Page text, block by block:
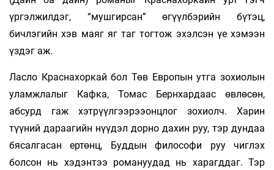
үргэлжилдэг, “мушгирсан” өгүүлбэрийн бүтэц,
бичлэгийн хэв маяг яг таг тогтож эхэлсэн үе хэмээн
үздэг аж.
Ласло Краснахоркай бол Төв Европын утга зохиолын
уламжлалыг Кафка, Томас Бернхардаас өвлөсөн,
абсурд гаж хэтрүүлгээрээонцлог зохиолч. Харин
түүний дараагийн нүүдэл дорно дахин руу, тэр дундаа
бясалгасан ертөнц, Буддын философи руу чиглэх
болсон нь хэдэнтээ романуудад нь харагддаг. Тэр